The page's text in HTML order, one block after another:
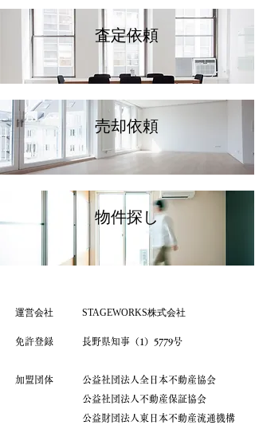
査定依頼
売却依頼
物件探し
​運営会社 STAGEWORKS株式会社
免許登録 長野県知事（1）5779号
​加盟団体 公益社団法人全日本不動産協会
公益社団法人不動産保証協会
公益財団法人東日本不動産流通機構